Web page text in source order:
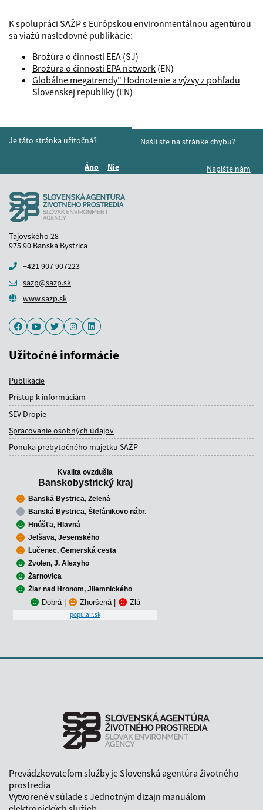
K spolupráci SAŽP s Európskou environmentálnou agentúrou
sa viažú nasledovné publikácie:
Brožúra o činnosti EEA (SJ)
Brožúra o činnosti EPA network (EN)
Globálne megatrendy" Hodnotenie a výzvy z pohľadu
Slovenskej republiky(EN)
Je táto stránka užitočná?
Áno
Boli tieto informácie pre vás užitočné?
Nie
Boli tieto informácie pre vás užitočné?
Našli ste na stránke chybu?
Napíšte nám
Tajovského 28
975 90 Banská Bystrica
+421 907 907223
sazp@sazp.sk
www.sazp.sk
FacebookYoutubeTwitterInstagramLinkedIn
Užitočné informácie
Publikácie
Prístup k informáciám
SEV Dropie
Spracovanie osobných údajov
Ponuka prebytočného majetku SAŽP
Kvalita ovzdušia
Banskobystrický kraj
Banská Bystrica, Zelená
Banská Bystrica, Štefánikovo nábr.
Hnúšťa, Hlavná
Jelšava, Jesenského
Lučenec, Gemerská cesta
Zvolen, J. Alexyho
Žarnovica
Žiar nad Hronom, Jilemnického
Dobrá | Zhoršená | Zlá
populair.sk
Prevádzkovateľom služby je Slovenská agentúra životného
prostredia
Vytvorené v súlade sJednotným dizajn manuálom